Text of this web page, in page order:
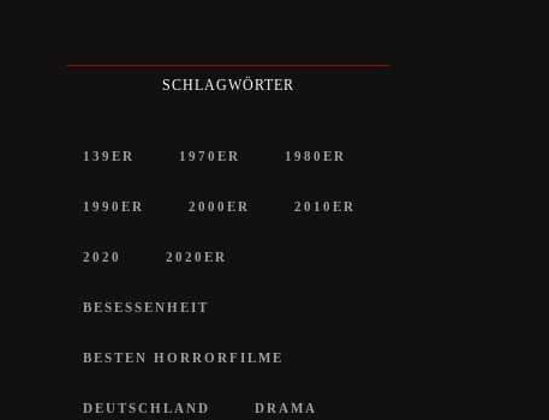
SCHLAGWÖRTER
139ER 1970ER 1980ER
1990ER 2000ER 2010ER
2020 2020ER
BESESSENHEIT
BESTEN HORRORFILME
DEUTSCHLAND DRAMA